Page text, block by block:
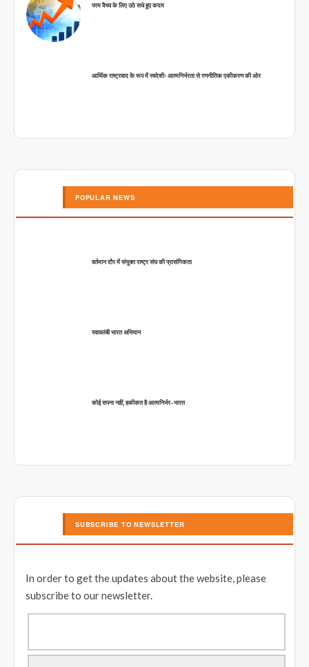
परम वैभव के लिए उठे सधे हुए कदम
आर्थिक राष्ट्रवाद के रूप में स्वदेशीः आत्मनिर्भरता से रणनीतिक एकीकरण की ओर
POPULAR NEWS
वर्तमान दौर में संयुक्त राष्ट्र संघ की प्रासंगिकता
स्वावलंबी भारत अभियान
कोई सपना नहीं, हकीकत है आत्मनिर्भर-भारत
SUBSCRIBE TO NEWSLETTER
In order to get the updates about the website, please
subscribe to our newsletter.